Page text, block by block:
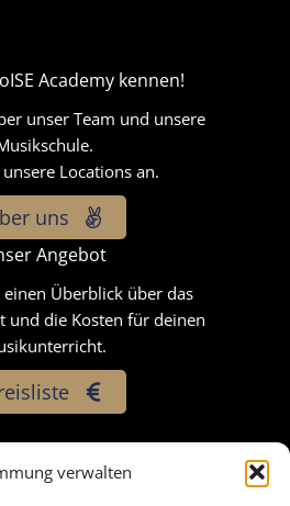
verwalten
Academy kennen!
unser Team und unsere
Locations an.
uns
Angebot
Überblick über das
und die Kosten für deinen